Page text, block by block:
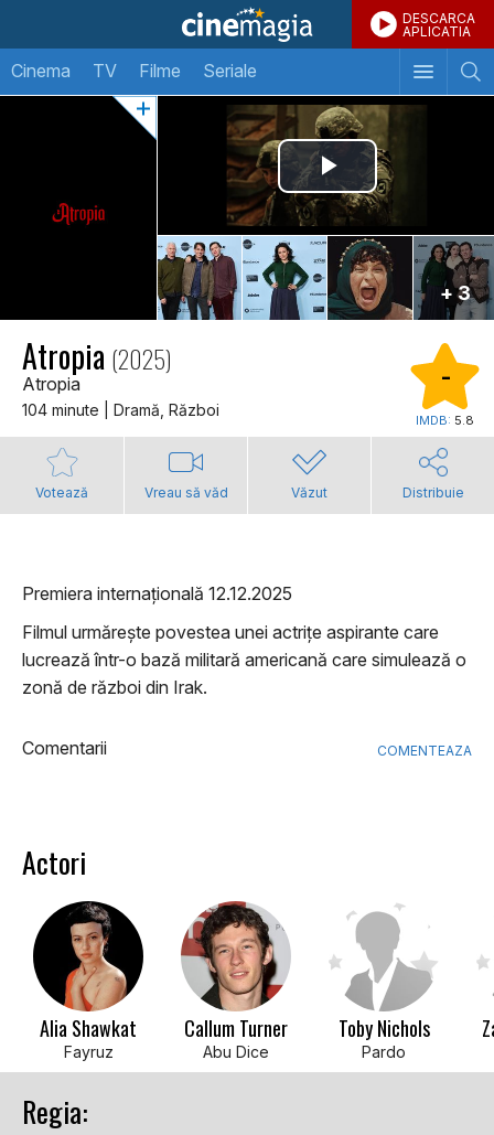
DESCARCA
APLICATIA
Cinema TV Filme Seriale
+ 3
Atropia (2025)
Atropia
104 minute | Dramă, Război
-
IMDB: 5.8
Votează Vreau să văd Văzut Distribuie
Premiera internațională 12.12.2025
Filmul urmărește povestea unei actrițe aspirante care
lucrează într-o bază militară americană care simulează o
zonă de război din Irak.
Comentarii COMENTEAZA
Actori
Alia Shawkat
Fayruz
Callum Turner
Abu Dice
Toby Nichols
Pardo
Regia: